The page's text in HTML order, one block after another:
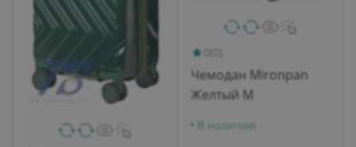
0(0)
Чемодан Mironpan
Желтый M
В наличии